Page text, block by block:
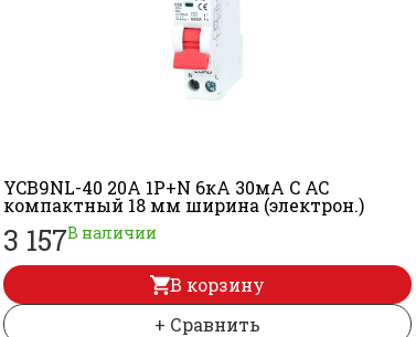
YCB9NL-40 20А 1P+N 6кА 30мА C AC
компактный 18 мм ширина (электрон.)
3 157В наличии
В корзину
+ Сравнить